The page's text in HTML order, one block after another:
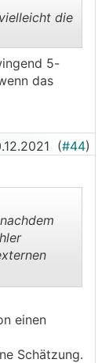
die
5-
das
(#44)
einen
Schätzung.